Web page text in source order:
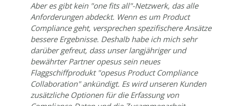
Aber es gibt kein "one fits all"-Netzwerk, das alle
Anforderungen abdeckt. Wenn es um Product
Compliance geht, versprechen spezifischere Ansätze
bessere Ergebnisse. Deshalb habe ich mich sehr
darüber gefreut, dass unser langjähriger und
bewährter Partner opesus sein neues
Flaggschiffprodukt "opesus Product Compliance
Collaboration" ankündigt. Es wird unseren Kunden
zusätzliche Optionen für die Erfassung von